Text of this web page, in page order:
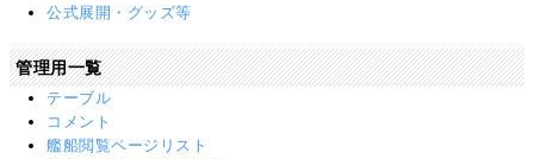
公式展開・グッズ等
管理用一覧
テーブル
コメント
艦船閲覧ページリスト